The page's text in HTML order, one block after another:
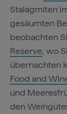
Stalagmiten
gesäumten
beobachten
Reserve, wo
übernachten
Food and
und
den